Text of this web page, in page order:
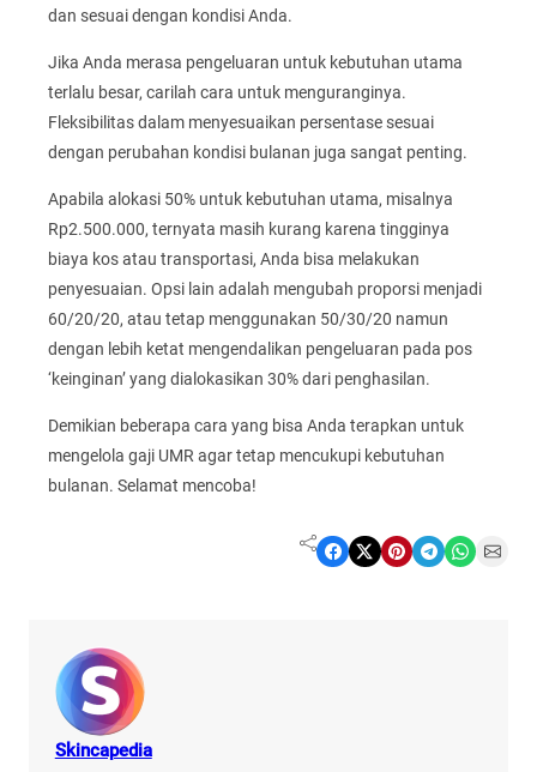
dan sesuai dengan kondisi Anda.
Jika Anda merasa pengeluaran untuk kebutuhan utama
terlalu besar, carilah cara untuk menguranginya.
Fleksibilitas dalam menyesuaikan persentase sesuai
dengan perubahan kondisi bulanan juga sangat penting.
Apabila alokasi 50% untuk kebutuhan utama, misalnya
Rp2.500.000, ternyata masih kurang karena tingginya
biaya kos atau transportasi, Anda bisa melakukan
penyesuaian. Opsi lain adalah mengubah proporsi menjadi
60/20/20, atau tetap menggunakan 50/30/20 namun
dengan lebih ketat mengendalikan pengeluaran pada pos
‘keinginan’ yang dialokasikan 30% dari penghasilan.
Demikian beberapa cara yang bisa Anda terapkan untuk
mengelola gaji UMR agar tetap mencukupi kebutuhan
bulanan. Selamat mencoba!
Share on Facebook Share on X Share on Pinterest Share on Telegram Share on WhatsApp Share on Email
Skincapedia